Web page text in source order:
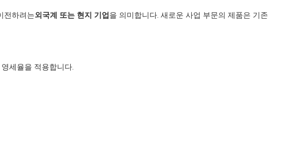
전하려는외국계 또는 현지 기업을 의미합니다. 새로운 사업 부문의 제품은 기존
세율을 적용합니다.